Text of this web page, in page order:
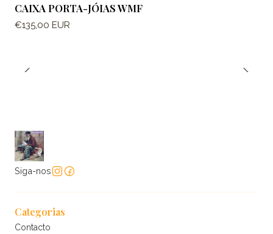
CAIXA PORTA-JÓIAS WMF
€135,00 EUR
Siga-nos
Categorias
Contacto